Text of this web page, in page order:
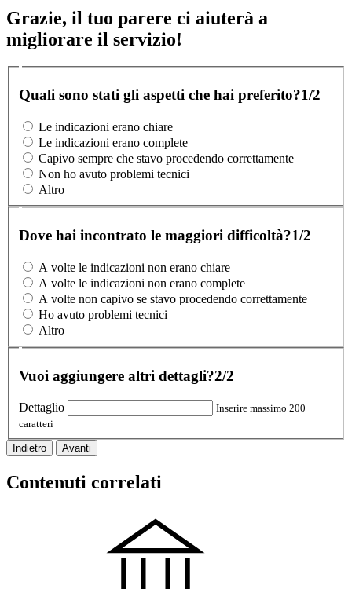
Grazie, il tuo parere ci aiuterà a
migliorare il servizio!
Quali sono stati gli aspetti che hai preferito?1/2
Le indicazioni erano chiare
Le indicazioni erano complete
Capivo sempre che stavo procedendo correttamente
Non ho avuto problemi tecnici
Altro
Dove hai incontrato le maggiori difficoltà?1/2
A volte le indicazioni non erano chiare
A volte le indicazioni non erano complete
A volte non capivo se stavo procedendo correttamente
Ho avuto problemi tecnici
Altro
Vuoi aggiungere altri dettagli?2/2
Dettaglio
Inserire massimo 200
caratteri
Indietro Avanti
Contenuti correlati